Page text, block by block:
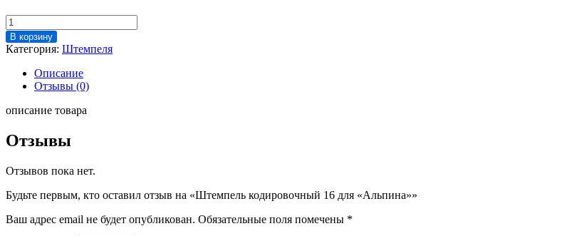
Количество
товара
Штемпель
кодировочный
В корзину
Категория: Штемпеля
Описание
Отзывы (0)
описание товара
Отзывы
Отзывов пока нет.
Будьте первым, кто оставил отзыв на «Штемпель кодировочный 16 для «Альпина»»
Ваш адрес email не будет опубликован. Обязательные поля помечены *